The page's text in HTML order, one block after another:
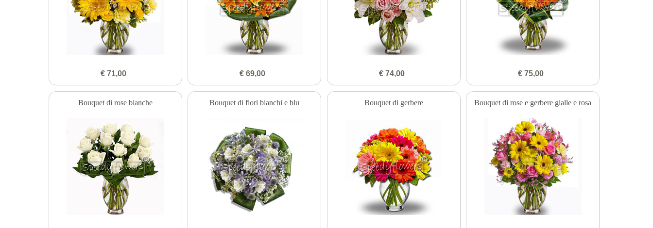
€ 71,00 € 69,00 € 74,00 € 75,00
Bouquet di rose bianche Bouquet di fiori bianchi e blu Bouquet di gerbere Bouquet di rose e gerbere gialle e rosa